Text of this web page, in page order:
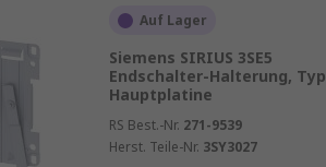
Auf Lager
Siemens SIRIUS 3SE5
Endschalter-Halterung, Typ
Hauptplatine
RS Best.-Nr. 271-9539
Herst. Teile-Nr. 3SY3027